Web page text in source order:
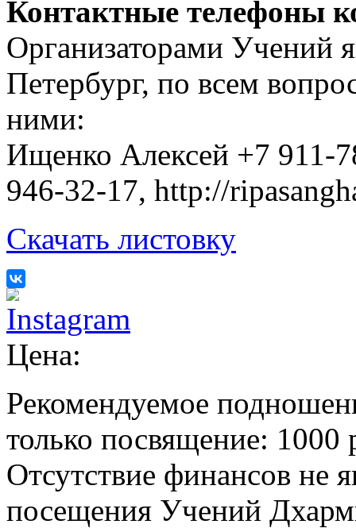
Контактные телефоны
Организаторами Учений
Петербург, по всем
ними:
Ищенко Алексей +7 911-
946-32-17, http://
Скачать листовку
Цена:
Рекомендуемое
только посвящение: 1000
Отсутствие финансов не
посещения Учений